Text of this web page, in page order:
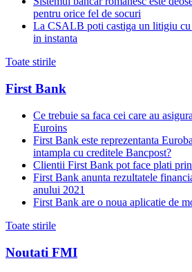
pentru orice fel de socuri
La CSALB poti castiga un litigiu cu
in instanta
Toate stirile
First Bank
Ce trebuie sa faca cei care au
Euroins
First Bank este reprezentanta
intampla cu creditele Bancpost?
Clientii First Bank pot face plati
First Bank anunta rezultatele
anului 2021
First Bank are o noua aplicatie de
Toate stirile
Noutati FMI